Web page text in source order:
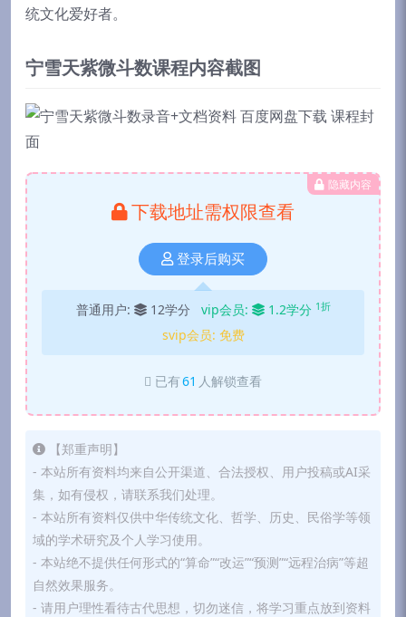
统文化爱好者。
宁雪天紫微斗数课程内容截图
隐藏内容
下载地址需权限查看
登录后购买
普通用户: 12学分 vip会员: 1.2学分 1折
svip会员: 免费
已有61 人解锁查看
【郑重声明】
- 本站所有资料均来自公开渠道、合法授权、用户投稿或AI采
集，如有侵权，请联系我们处理。
- 本站所有资料仅供中华传统文化、哲学、历史、民俗学等领
域的学术研究及个人学习使用。
- 本站绝不提供任何形式的“算命”“改运”“预测”“远程治病”等超
自然效果服务。
- 请用户理性看待古代思想，切勿迷信，将学习重点放到资料